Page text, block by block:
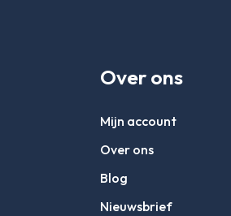
Over ons
Mijn account
Over ons
Blog
Nieuwsbrief